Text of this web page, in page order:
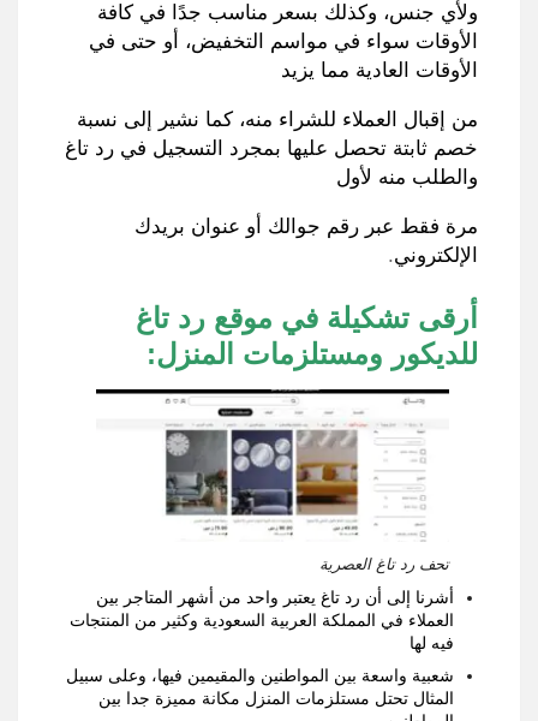
ولأي جنس، وكذلك بسعر مناسب جدًا في كافة
الأوقات سواء في مواسم التخفيض، أو حتى في
الأوقات العادية مما يزيد
من إقبال العملاء للشراء منه، كما نشير إلى نسبة
خصم ثابتة تحصل عليها بمجرد التسجيل في رد تاغ
والطلب منه لأول
مرة فقط عبر رقم جوالك أو عنوان بريدك
الإلكتروني.
أرقى تشكيلة في موقع رد تاغ
للديكور ومستلزمات المنزل:
تحف رد تاغ العصرية
أشرنا إلى أن رد تاغ يعتبر واحد من أشهر المتاجر بين
العملاء في المملكة العربية السعودية وكثير من المنتجات
فيه لها
شعبية واسعة بين المواطنين والمقيمين فيها، وعلى سبيل
المثال تحتل مستلزمات المنزل مكانة مميزة جدا بين